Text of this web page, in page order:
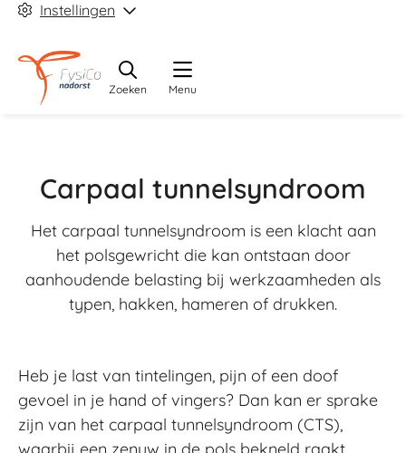
Instellingen
Menu
Zoeken
Carpaal tunnelsyndroom
Het carpaal tunnelsyndroom is een klacht aan
het polsgewricht die kan ontstaan door
aanhoudende belasting bij werkzaamheden als
typen, hakken, hameren of drukken.
Heb je last van tintelingen, pijn of een doof
gevoel in je hand of vingers? Dan kan er sprake
zijn van het carpaal tunnelsyndroom (CTS),